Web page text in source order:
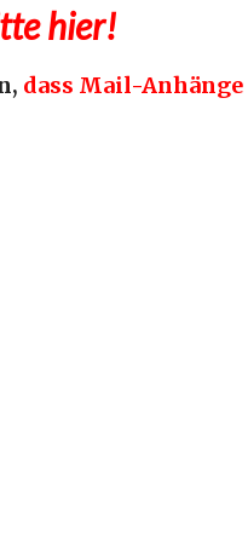
hier!
dass Mail-Anhänge